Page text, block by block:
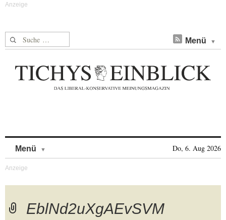
Suche nach: Menü
Menü Do, 6. Aug 2026
EblNd2uXgAEvSVM